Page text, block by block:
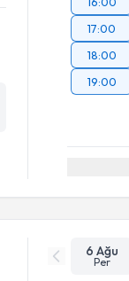
17:00
18:00
19:00
6 Ağu
Per